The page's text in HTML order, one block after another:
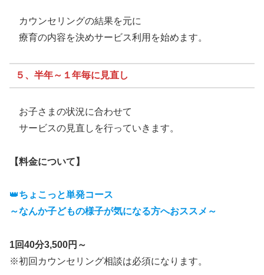
カウンセリングの結果を元に
療育の内容を決めサービス利用を始めます。
５、半年～１年毎に見直し
お子さまの状況に合わせて
サービスの見直しを行っていきます。
【料金について】
👑ちょこっと単発コース
～なんか子どもの様子が気になる方へおススメ～
1回40分3,500円～
※初回カウンセリング相談は必須になります。